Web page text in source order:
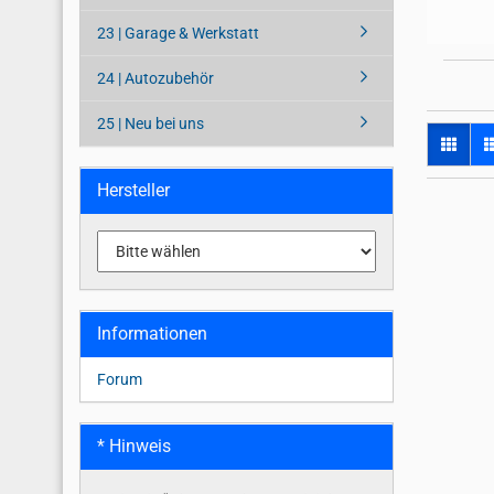
23 | Garage & Werkstatt
24 | Autozubehör
25 | Neu bei uns
Hersteller
Informationen
Forum
* Hinweis